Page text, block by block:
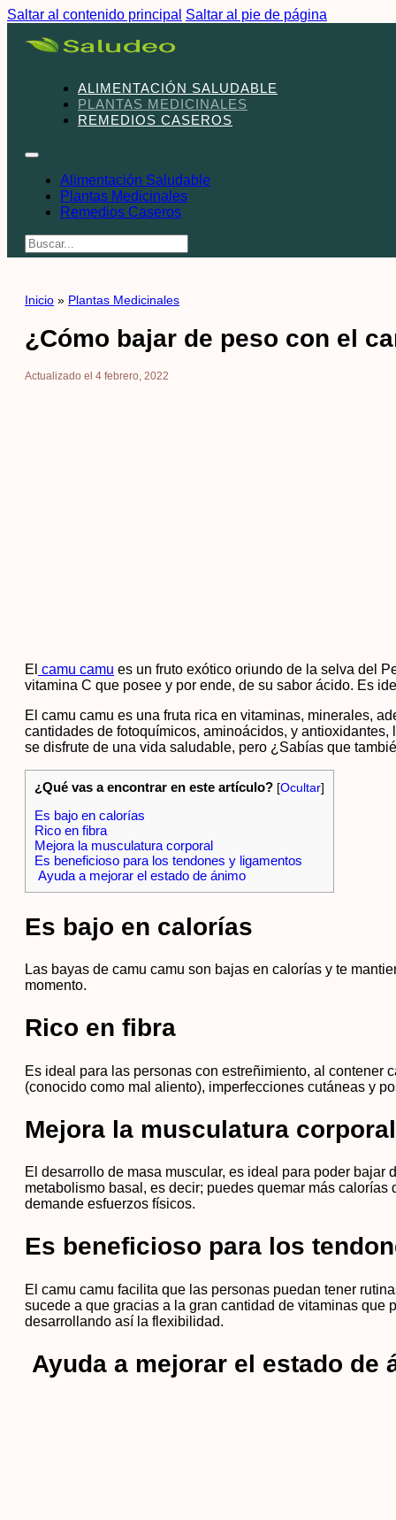
Saltar al contenido principal Saltar al pie de página
ALIMENTACIÓN SALUDABLE
PLANTAS MEDICINALES
REMEDIOS CASEROS
Alimentación Saludable
Plantas Medicinales
Remedios Caseros
Buscar
Inicio » Plantas Medicinales
¿Cómo bajar de peso con el
Actualizado el 4 febrero, 2022
El camu camu es un fruto exótico oriundo de la selva del
vitamina C que posee y por ende, de su sabor ácido. Es
El camu camu es una fruta rica en vitaminas, minerales,
cantidades de fotoquímicos, aminoácidos, y
se disfrute de una vida saludable, pero ¿Sabías que
¿Qué vas a encontrar en este artículo? [Ocultar]
Es bajo en calorías
Rico en fibra
Mejora la musculatura corporal
Es beneficioso para los tendones y ligamentos
Ayuda a mejorar el estado de ánimo
Es bajo en calorías
Las bayas de camu camu son bajas en calorías y te
momento.
Rico en fibra
Es ideal para las personas con estreñimiento, al
(conocido como mal aliento), imperfecciones cutáneas y
Mejora la musculatura corporal
El desarrollo de masa muscular, es ideal para poder
metabolismo basal, es decir; puedes quemar más
demande esfuerzos físicos.
Es beneficioso para los
El camu camu facilita que las personas puedan tener
sucede a que gracias a la gran cantidad de vitaminas
desarrollando así la flexibilidad.
Ayuda a mejorar el estado de